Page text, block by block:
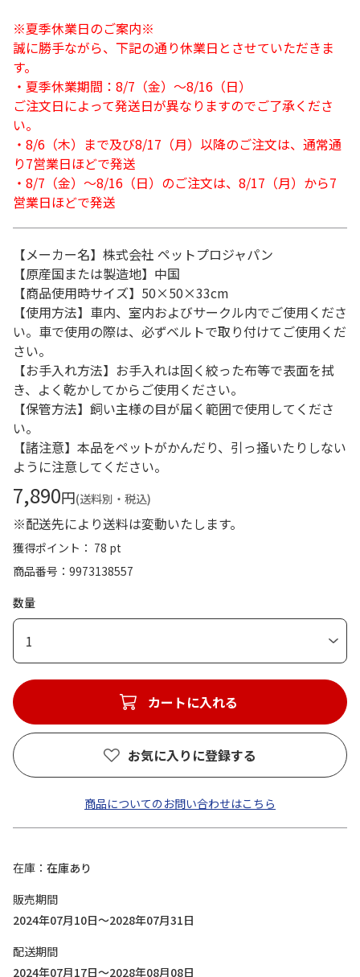
※夏季休業日のご案内※
誠に勝手ながら、下記の通り休業日とさせていただきま
す。
・夏季休業期間：8/7（金）～8/16（日）
ご注文日によって発送日が異なりますのでご了承くださ
い。
・8/6（木）まで及び8/17（月）以降のご注文は、通常通
り7営業日ほどで発送
・8/7（金）～8/16（日）のご注文は、8/17（月）から7
営業日ほどで発送
【メーカー名】株式会社 ペットプロジャパン
【原産国または製造地】中国
【商品使用時サイズ】50×50×33cm
【使用方法】車内、室内およびサークル内でご使用くださ
い。車で使用の際は、必ずベルトで取り付けてご使用くだ
さい。
【お手入れ方法】お手入れは固く絞った布等で表面を拭
き、よく乾かしてからご使用ください。
【保管方法】飼い主様の目が届く範囲で使用してくださ
い。
【諸注意】本品をペットがかんだり、引っ掻いたりしない
ように注意してください。
7,890円(送料別・税込)
※配送先により送料は変動いたします。
獲得ポイント： 78 pt
商品番号
9973138557
数量
1
カートに入れる
お気に入りに登録する
商品についてのお問い合わせはこちら
在庫
在庫あり
販売期間
2024年07月10日～2028年07月31日
配送期間
2024年07月17日～2028年08月08日